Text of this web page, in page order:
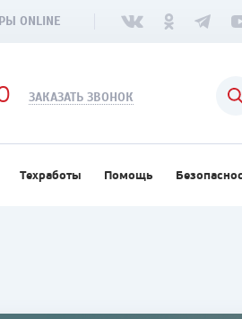
ONLINE
ЗАКАЗАТЬ ЗВОНОК
Техработы Помощь